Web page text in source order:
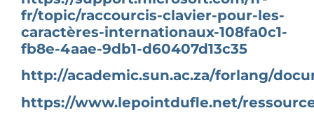
fr/topic/raccourcis-clavier-pour-les-
caractères-internationaux-108fa0c1-
fb8e-4aae-9db1-d60407d13c35
http://academic.sun.ac.za/forlang/
https://www.lepointdufle.net/